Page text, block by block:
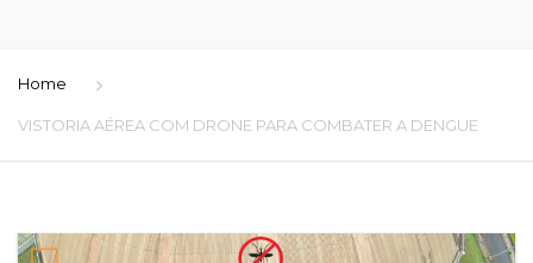
Home
VISTORIA AÉREA COM DRONE PARA COMBATER A DENGUE